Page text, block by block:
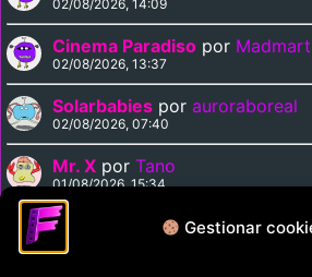
Gestionar
02/08/2026, 14:09
Cinema Paradiso por
02/08/2026, 13:37
Solarbabies por auroraboreal
02/08/2026, 07:40
Mr. X por Tano
01/08/2026, 15:34
Medusa Against the Son of